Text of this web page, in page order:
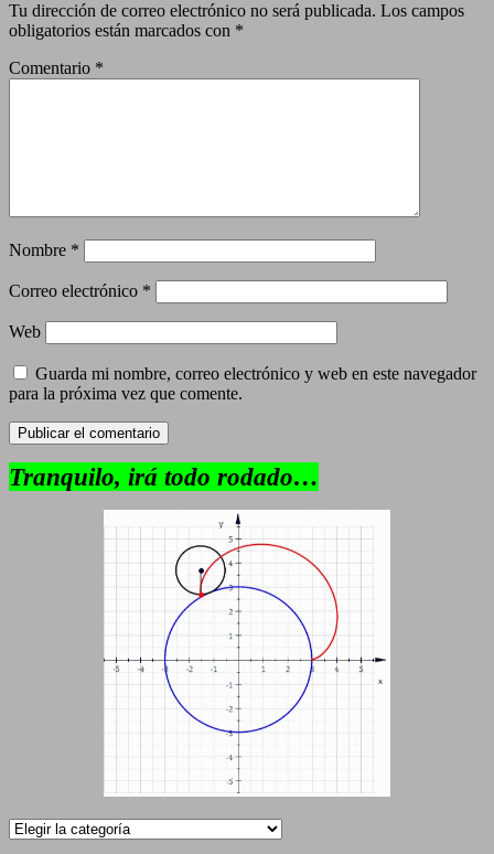
Tu dirección de correo electrónico no será publicada. Los campos
obligatorios están marcados con *
Comentario *
Nombre *
Correo electrónico *
Web
Guarda mi nombre, correo electrónico y web en este navegador
para la próxima vez que comente.
Tranquilo, irá todo rodado…
Categorías